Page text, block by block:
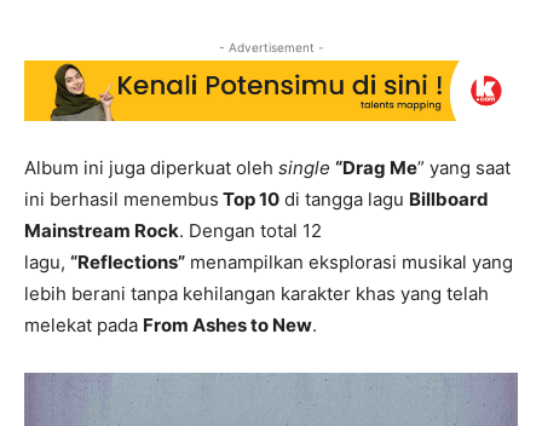
- Advertisement -
Album ini juga diperkuat oleh single “Drag Me” yang saat
ini berhasil menembus Top 10 di tangga lagu Billboard
Mainstream Rock. Dengan total 12
lagu, “Reflections” menampilkan eksplorasi musikal yang
lebih berani tanpa kehilangan karakter khas yang telah
melekat pada From Ashes to New.